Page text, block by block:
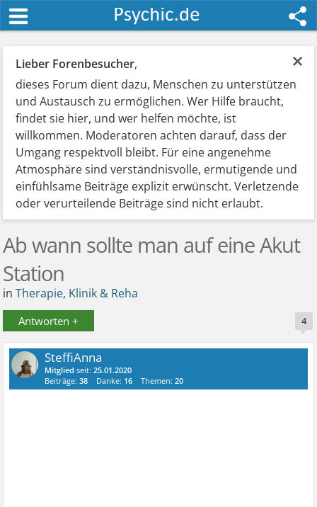
×
Lieber Forenbesucher,
dieses Forum dient dazu, Menschen zu unterstützen
und Austausch zu ermöglichen. Wer Hilfe braucht,
findet sie hier, und wer helfen möchte, ist
willkommen. Moderatoren achten darauf, dass der
Umgang respektvoll bleibt. Für eine angenehme
Atmosphäre sind verständnisvolle, ermutigende und
einfühlsame Beiträge explizit erwünscht. Verletzende
oder verurteilende Beiträge sind nicht erlaubt.
Ab wann sollte man auf eine Akut
Station
inTherapie, Klinik & Reha
Antworten + 4
SteffiAnna
Mitglied seit:25.01.2020
Beiträge:38 Danke: 16 Themen:20